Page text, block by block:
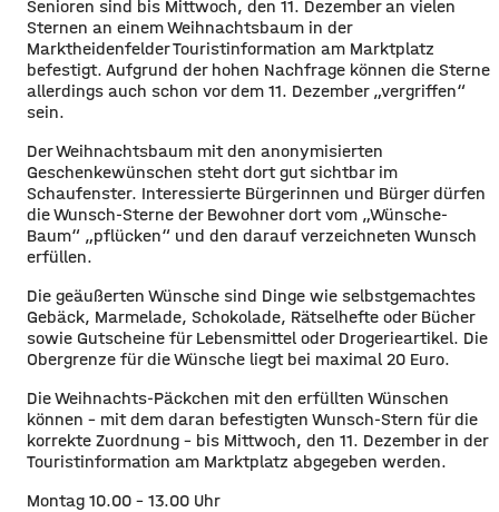
Senioren sind bis Mittwoch, den 11. Dezember an vielen
Sternen an einem Weihnachtsbaum in der
Marktheidenfelder Touristinformation am Marktplatz
befestigt. Aufgrund der hohen Nachfrage können die Sterne
allerdings auch schon vor dem 11. Dezember „vergriffen“
sein.
Der Weihnachtsbaum mit den anonymisierten
Geschenkewünschen steht dort gut sichtbar im
Schaufenster. Interessierte Bürgerinnen und Bürger dürfen
die Wunsch-Sterne der Bewohner dort vom „Wünsche-
Baum“ „pflücken“ und den darauf verzeichneten Wunsch
erfüllen.
Die geäußerten Wünsche sind Dinge wie selbstgemachtes
Gebäck, Marmelade, Schokolade, Rätselhefte oder Bücher
sowie Gutscheine für Lebensmittel oder Drogerieartikel. Die
Obergrenze für die Wünsche liegt bei maximal 20 Euro.
Die Weihnachts-Päckchen mit den erfüllten Wünschen
können - mit dem daran befestigten Wunsch-Stern für die
korrekte Zuordnung - bis Mittwoch, den 11. Dezember in der
Touristinformation am Marktplatz abgegeben werden.
Montag 10.00 – 13.00 Uhr